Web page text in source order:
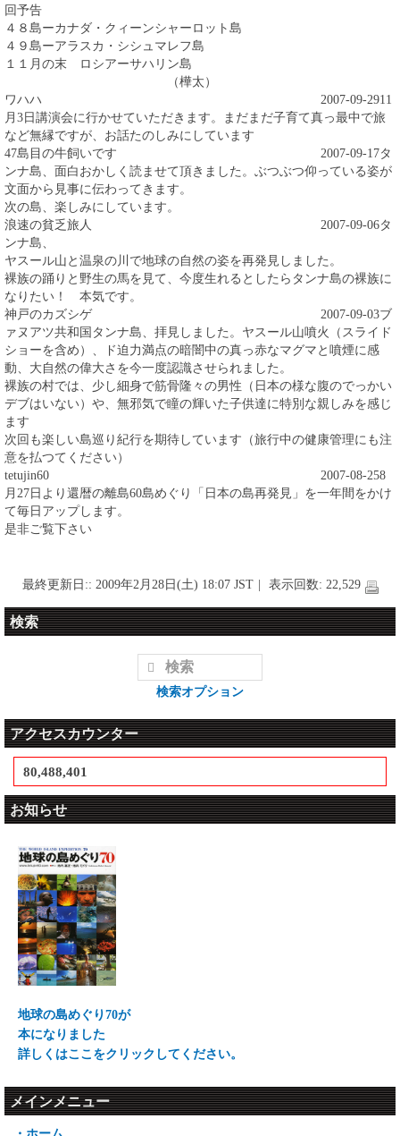
回予告
４８島ーカナダ・クィーンシャーロット島
４９島ーアラスカ・シシュマレフ島
１１月の末 ロシアーサハリン島
（樺太）
ワハハ
2007-09-2911
月3日講演会に行かせていただきます。まだまだ子育て真っ最中で旅
など無縁ですが、お話たのしみにしています
47島目の牛飼いです
2007-09-17タ
ンナ島、面白おかしく読ませて頂きました。ぶつぶつ仰っている姿が
文面から見事に伝わってきます。
次の島、楽しみにしています。
浪速の貧乏旅人
2007-09-06タ
ンナ島、
ヤスール山と温泉の川で地球の自然の姿を再発見しました。
裸族の踊りと野生の馬を見て、今度生れるとしたらタンナ島の裸族に
なりたい！ 本気です。
神戸のカズシゲ
2007-09-03ブ
ァヌアツ共和国タンナ島、拝見しました。ヤスール山噴火（スライド
ショーを含め）、ド迫力満点の暗闇中の真っ赤なマグマと噴煙に感
動、大自然の偉大さを今一度認識させられました。
裸族の村では、少し細身で筋骨隆々の男性（日本の様な腹のでっかい
デブはいない）や、無邪気で瞳の輝いた子供達に特別な親しみを感じ
ます
次回も楽しい島巡り紀行を期待しています（旅行中の健康管理にも注
意を払つてください）
tetujin60
2007-08-258
月27日より還暦の離島60島めぐり「日本の島再発見」を一年間をかけ
て毎日アップします。
是非ご覧下さい
最終更新日:: 2009年2月28日(土) 18:07 JST 表示回数: 22,529
検索
検索オプション
アクセスカウンター
80,488,401
お知らせ
地球の島めぐり70が
本になりました
詳しくはここをクリックしてください。
メインメニュー